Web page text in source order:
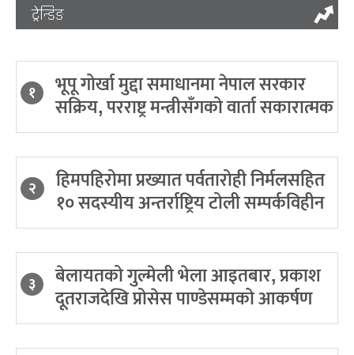
ट्रेन्डिङ
१ भूपू गोर्खा मुद्दा समाधानमा नेपाल सरकार
सक्रिय, परराष्ट्र मन्त्रीसँगको वार्ता सकारात्मक
२ हिमपहिरोमा प्रख्यात पर्वतारोही निर्मलसहित
१० सदस्यीय अन्तर्राष्ट्रिय टोली सम्पर्कविहीन
३ बेलायतको गुल्मेली भेला आइतबार, प्रकाश
दूतराजदेखि प्रोसेस पाण्डेसम्मको आकर्षण